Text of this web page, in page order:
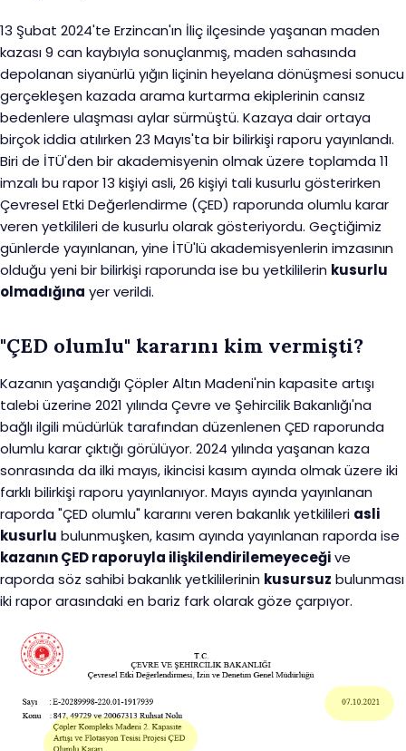
13 Şubat 2024'te Erzincan'ın İliç ilçesinde yaşanan maden
kazası 9 can kaybıyla sonuçlanmış, maden sahasında
depolanan siyanürlü yığın liçinin heyelana dönüşmesi sonucu
gerçekleşen kazada arama kurtarma ekiplerinin cansız
bedenlere ulaşması aylar sürmüştü. Kazaya dair ortaya
birçok iddia atılırken 23 Mayıs'ta bir bilirkişi raporu yayınlandı.
Biri de İTÜ'den bir akademisyenin olmak üzere toplamda 11
imzalı bu rapor 13 kişiyi asli, 26 kişiyi tali kusurlu gösterirken
Çevresel Etki Değerlendirme (ÇED) raporunda olumlu karar
veren yetkilileri de kusurlu olarak gösteriyordu. Geçtiğimiz
günlerde yayınlanan, yine İTÜ'lü akademisyenlerin imzasının
olduğu yeni bir bilirkişi raporunda ise bu yetkililerin kusurlu
olmadığına yer verildi.
"ÇED olumlu" kararını kim vermişti?
Kazanın yaşandığı Çöpler Altın Madeni'nin kapasite artışı
talebi üzerine 2021 yılında Çevre ve Şehircilik Bakanlığı'na
bağlı ilgili müdürlük tarafından düzenlenen ÇED raporunda
olumlu karar çıktığı görülüyor. 2024 yılında yaşanan kaza
sonrasında da ilki mayıs, ikincisi kasım ayında olmak üzere iki
farklı bilirkişi raporu yayınlanıyor. Mayıs ayında yayınlanan
raporda "ÇED olumlu" kararını veren bakanlık yetkilileri asli
kusurlu bulunmuşken, kasım ayında yayınlanan raporda ise
kazanın ÇED raporuyla ilişkilendirilemeyeceğive
raporda söz sahibi bakanlık yetkililerinin kusursuz bulunması
iki rapor arasındaki en bariz fark olarak göze çarpıyor.